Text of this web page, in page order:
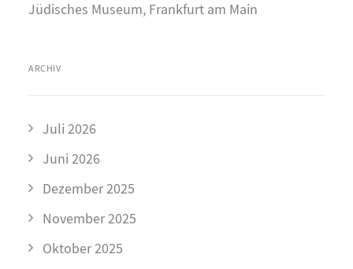
Jüdisches Museum, Frankfurt am Main
ARCHIV
Juli 2026
Juni 2026
Dezember 2025
November 2025
Oktober 2025